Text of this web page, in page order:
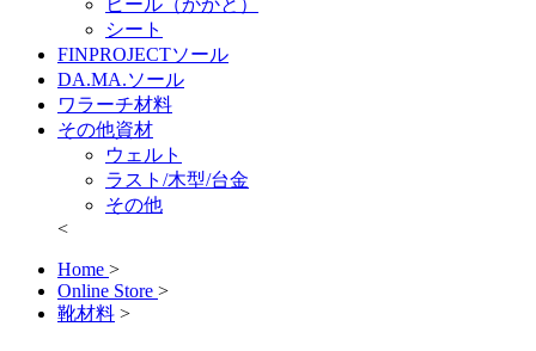
ヒール（かかと）
シート
FINPROJECTソール
DA.MA.ソール
ワラーチ材料
その他資材
ウェルト
ラスト/木型/台金
その他
<
Home >
Online Store >
靴材料 >